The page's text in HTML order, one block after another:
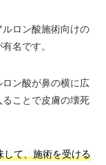
ロン酸施術向けの
名です。
ン酸が鼻の横に広
ことで皮膚の壊死
して、施術を受ける